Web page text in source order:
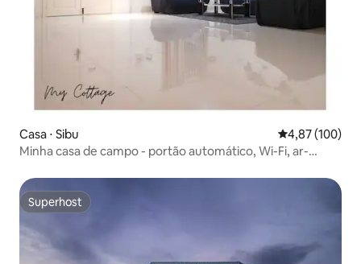
Casa ⋅ Sibu 4,87 de uma
4,87 (100)
Minha casa de campo - portão automático, Wi-Fi, ar-
Superhost
Superhost